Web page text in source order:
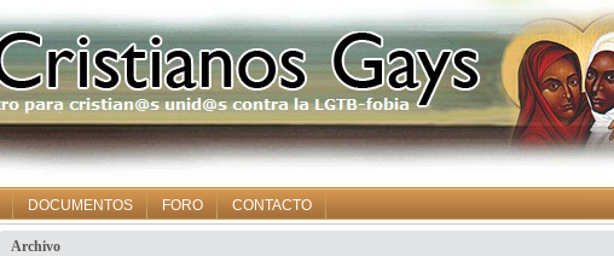
DOCUMENTOS FORO CONTACTO
Archivo